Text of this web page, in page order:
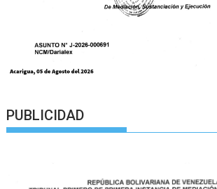
PUBLICIDAD